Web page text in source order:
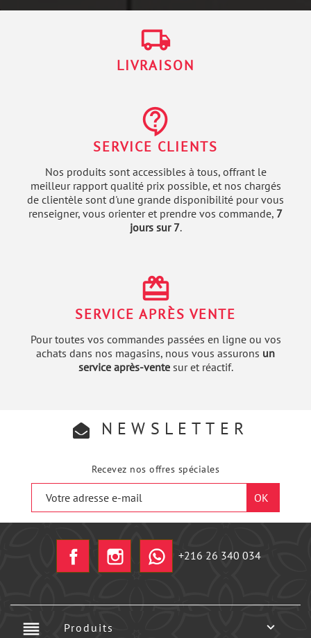
local_shipping
LIVRAISON
contact_support
SERVICE CLIENTS
Nos produits sont accessibles à tous, offrant le
meilleur rapport qualité prix possible, et nos chargés
de clientèle sont d'une grande disponibilité pour vous
renseigner, vous orienter et prendre vos commande, 7
jours sur 7.
redeem
SERVICE APRÈS VENTE
Pour toutes vos commandes passées en ligne ou vos
achats dans nos magasins, nous vous assurons un
service après-ventesur et réactif.
NEWSLETTER
Recevez nos offres spéciales
Facebook Instagram
+216 26 340 034
reorder Produits 